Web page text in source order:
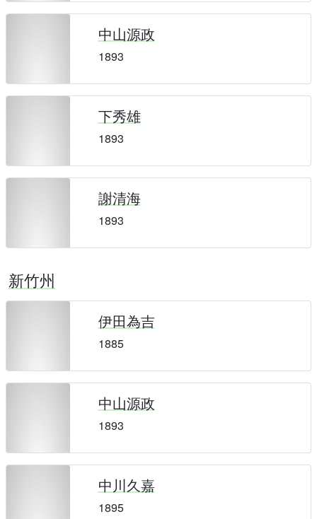
中山源政
1893
下秀雄
1893
謝清海
1893
新竹州
伊田為吉
1885
中山源政
1893
中川久嘉
1895